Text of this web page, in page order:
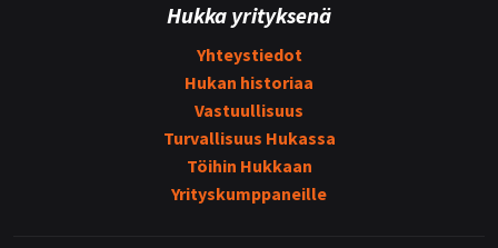
Hukka yrityksenä
Yhteystiedot
Hukan historiaa
Vastuullisuus
Turvallisuus Hukassa
Töihin Hukkaan
Yrityskumppaneille